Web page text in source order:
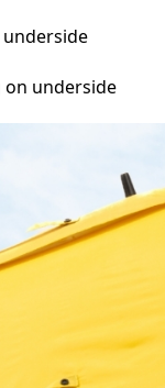
on underside